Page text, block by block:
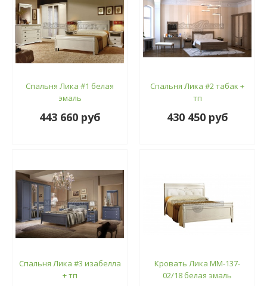
Спальня Лика #1 белая
эмаль
443 660 руб
Спальня Лика #2 табак +
тп
430 450 руб
Спальня Лика #3 изабелла
+ тп
Кровать Лика ММ-137-
02/18 белая эмаль